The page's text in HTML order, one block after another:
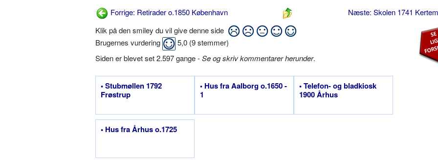
Forrige: Retirader o.1850 København
Næste: Skolen 1741
Klik på den smiley du vil give denne side
Brugernes vurdering
5,0 (9stemmer)
Siden er blevet set 2.597 gange -Se og skriv kommentarer herunder.
• Stubmøllen 1792
Frøstrup
• Hus fra Aalborg o.1650 -
1
• Telefon- og bladkiosk
1900 Århus
• Hus fra Århus o.1725